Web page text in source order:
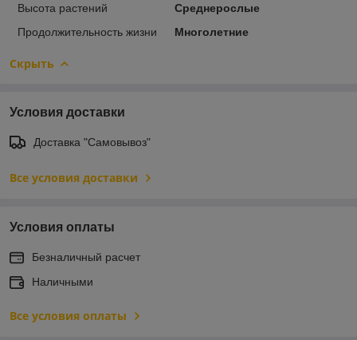
Высота растений
Среднерослые
Продолжительность жизни
Многолетние
Скрыть
Условия доставки
Доставка "Самовывоз"
Все условия доставки
Условия оплаты
Безналичный расчет
Наличными
Все условия оплаты